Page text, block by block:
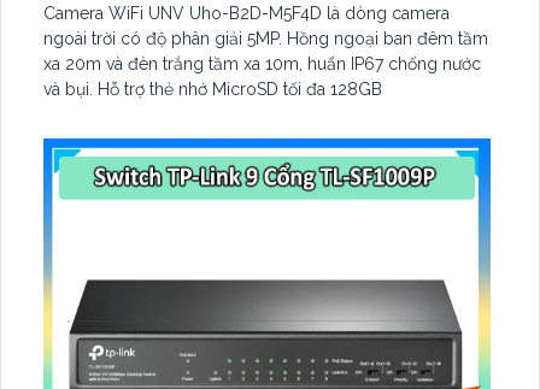
Camera WiFi UNV Uho-B2D-M5F4D là dòng camera
ngoài trời có độ phân giải 5MP. Hồng ngoại ban đêm tầm
xa 20m và đèn trắng tầm xa 10m, huẩn IP67 chống nước
và bụi. Hỗ trợ thẻ nhớ MicroSD tối đa 128GB